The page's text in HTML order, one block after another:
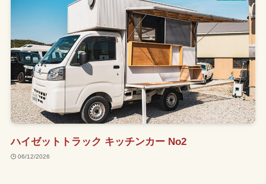
ハイゼットトラック キッチンカー No2
06/12/2026